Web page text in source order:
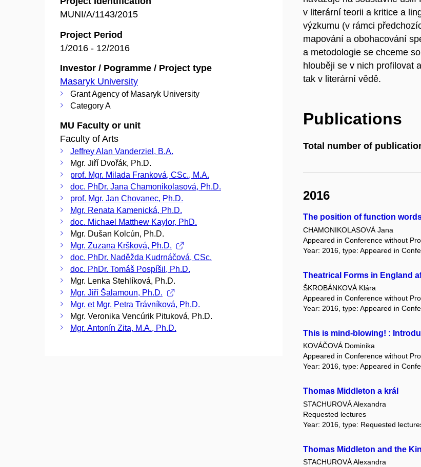
MUNI/A/1143/2015
Project Period
1/2016 - 12/2016
Investor / Pogramme / Project type
Masaryk University
Grant Agency of Masaryk University
Category A
MU Faculty or unit
Faculty of Arts
Jeffrey Alan Vanderziel, B.A.
Mgr. Jiří Dvořák, Ph.D.
prof. Mgr. Milada Franková, CSc., M.A.
doc. PhDr. Jana Chamonikolasová, Ph.D.
prof. Mgr. Jan Chovanec, Ph.D.
Mgr. Renata Kamenická, Ph.D.
doc. Michael Matthew Kaylor, PhD.
Mgr. Dušan Kolcún, Ph.D.
Mgr. Zuzana Kršková, Ph.D.
doc. PhDr. Naděžda Kudrnáčová, CSc.
doc. PhDr. Tomáš Pospíšil, Ph.D.
Mgr. Lenka Stehlíková, Ph.D.
Mgr. Jiří Šalamoun, Ph.D.
Mgr. et Mgr. Petra Trávníková, Ph.D.
Mgr. Veronika Vencúrik Pituková, Ph.D.
Mgr. Antonín Zita, M.A., Ph.D.
v literární teorii a kritice a
výzkumu (v rámci
mapování a obohacování
a metodologie se chceme
hlouběji se v nich profilovat
tak v literární vědě.
Publications
Total number of
2016
The position of function
CHAMONIKOLASOVÁ Jana
Appeared in Conference without
Year: 2016, type: Appeared in
Theatrical Forms in England
ŠKROBÁNKOVÁ Klára
Appeared in Conference without
Year: 2016, type: Appeared in
This is mind-blowing! :
KOVÁČOVÁ Dominika
Appeared in Conference without
Year: 2016, type: Appeared in
Thomas Middleton a král
STACHUROVÁ Alexandra
Requested lectures
Year: 2016, type: Requested
Thomas Middleton and the
STACHUROVÁ Alexandra